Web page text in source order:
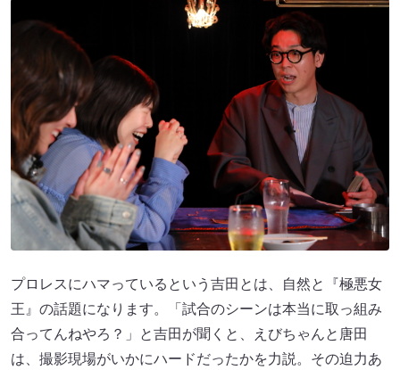
プロレスにハマっているという吉田とは、自然と『極悪女
王』の話題になります。「試合のシーンは本当に取っ組み
合ってんねやろ？」と吉田が聞くと、えびちゃんと唐田
は、撮影現場がいかにハードだったかを力説。その迫力あ